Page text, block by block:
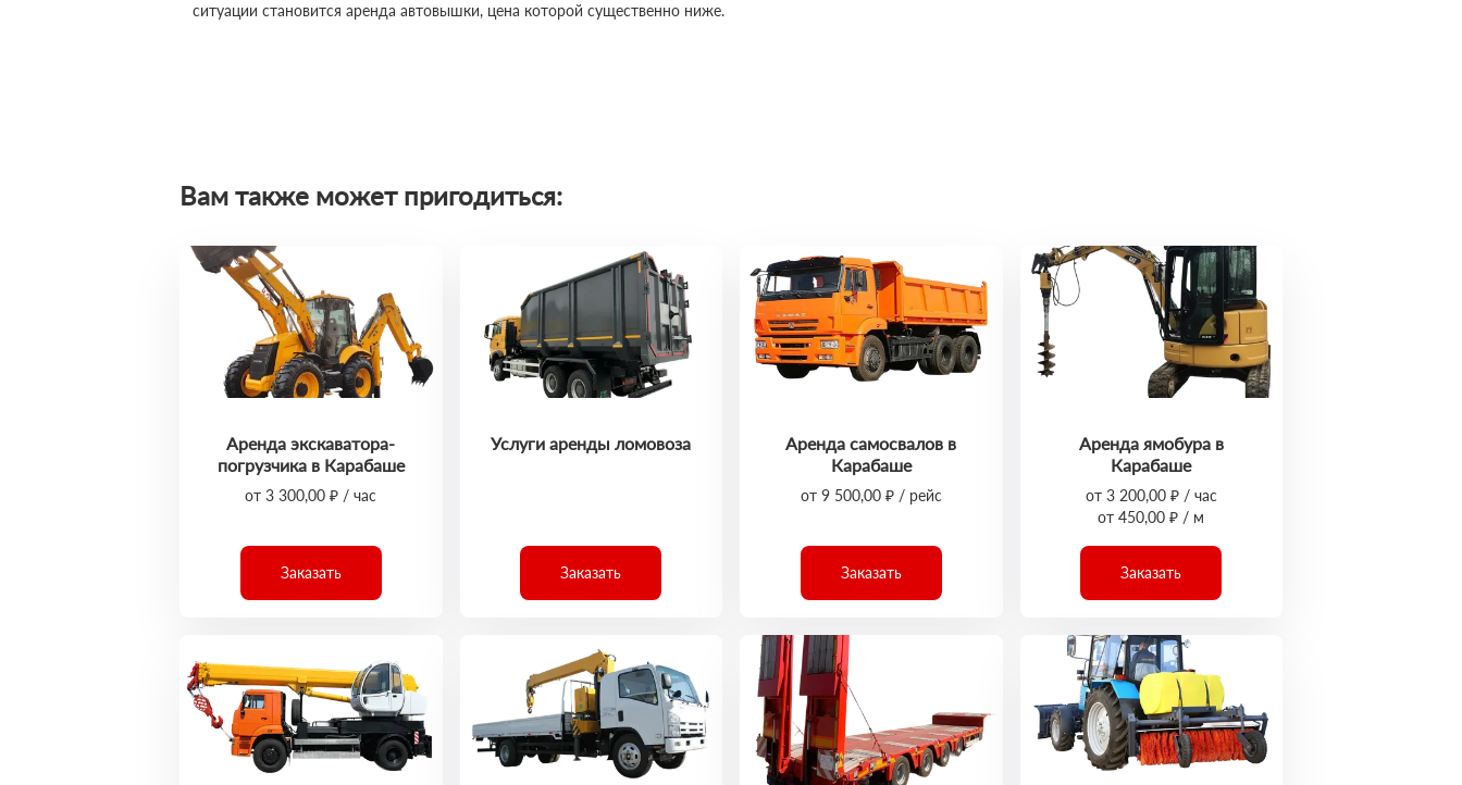
ситуации становится аренда автовышки, цена которой существенно ниже.
Вам также может пригодиться:
Аренда экскаватора-
погрузчика в Карабаше
от 3 300,00 ₽ / час
Заказать
Услуги аренды ломовоза
Заказать
Аренда самосвалов в
Карабаше
от 9 500,00 ₽ / рейс
Заказать
Аренда ямобура в
Карабаше
от 3 200,00 ₽ / час
от 450,00 ₽ / м
Заказать